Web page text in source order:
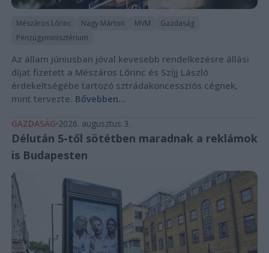
Mészáros Lőrinc Nagy Márton MVM
Gazdaság
Pénzügyminisztérium
Az állam júniusban jóval kevesebb rendelkezésre állási
díjat fizetett a Mészáros Lőrinc és Szíjj László
érdekeltségébe tartozó sztrádakoncessziós cégnek,
mint tervezte. Bővebben...
GAZDASÁG 2026. augusztus 3.
Délután 5-től sötétben maradnak a reklámok
is Budapesten